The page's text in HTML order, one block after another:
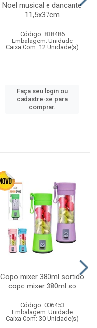
Noel musical e dancante
11,5x37cm
Código: 838486
Embalagem: Unidade
Caixa Com: 12 Unidade(s)
Faça seu login ou
cadastre-se para
comprar.
Copo mixer 380ml sortido
copo mixer 380ml so
Código: 006453
Embalagem: Unidade
Caixa Com: 30 Unidade(s)